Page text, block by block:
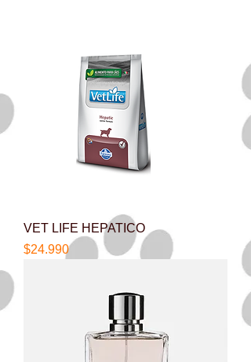
VET LIFE HEPATICO
Precio
$24.990